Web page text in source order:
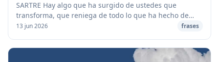
SARTRE Hay algo que ha surgido de ustedes que
transforma, que reniega de todo lo que ha hecho de
nuestra sociedad lo que es: se trata de lo que lla...
13 jun 2026 frases